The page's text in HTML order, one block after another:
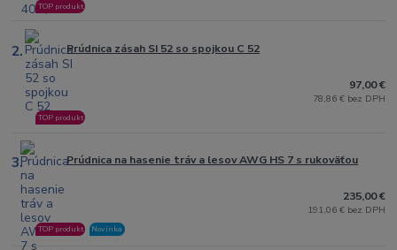
TOP produkt
2. Prúdnica zásah SI 52 so spojkou C 52
TOP produkt
97,00 €
78,86 € bez DPH
3. Prúdnica na hasenie tráv a lesov AWG HS 7 s rukoväťou
TOP produkt Novinka
235,00 €
191,06 € bez DPH